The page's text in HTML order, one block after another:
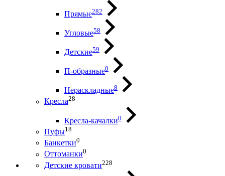
Прямые282
Угловые58
Детские59
П-образные0
Нераскладные8
Кресла28
Кресла-качалки0
Пуфы18
Банкетки0
Оттоманки0
Детские кровати228